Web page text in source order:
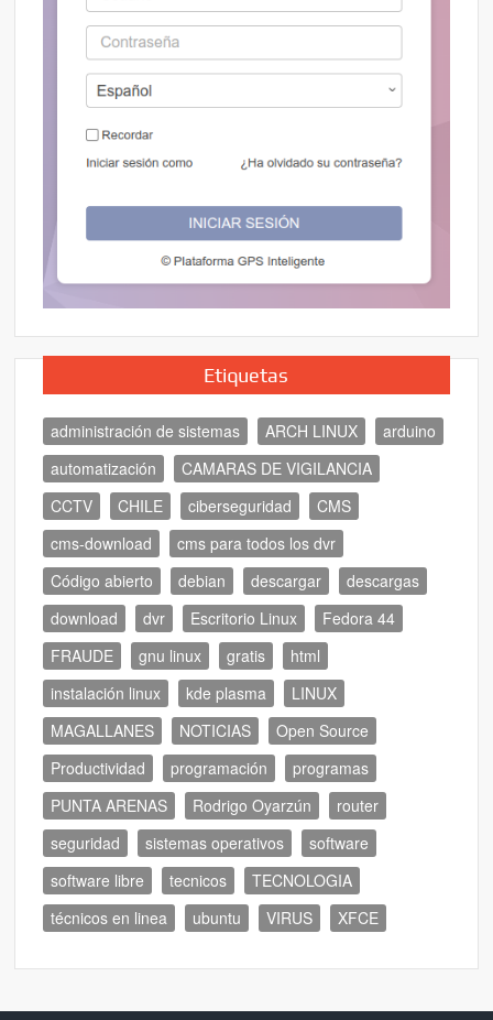
Etiquetas
administración de sistemas ARCH LINUX
arduino
automatización
CAMARAS DE VIGILANCIA
CCTV
CHILE ciberseguridad
CMS
cms-download
cms para todos los dvr
Código abierto
debian descargar
descargas
download
dvr Escritorio Linux
Fedora 44
FRAUDE
gnu linux gratis
html
instalación linux
kde plasma
LINUX
MAGALLANES
NOTICIAS
Open Source
Productividad
programación
programas
PUNTA ARENAS
Rodrigo Oyarzún
router
seguridad
sistemas operativos
software
software libre
tecnicos
TECNOLOGIA
técnicos en linea
ubuntu VIRUS XFCE